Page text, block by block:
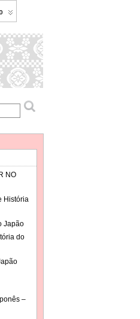
NO
História
Japão
do
–